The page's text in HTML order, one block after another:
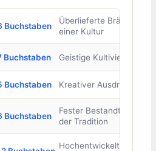
Buchstaben
Überlieferte Bräuche
einer Kultur
Buchstaben Geistige Kultivierung
Buchstaben Kreativer Ausdruck
Buchstaben
Fester Bestandteil
der Tradition
Hochentwickelte